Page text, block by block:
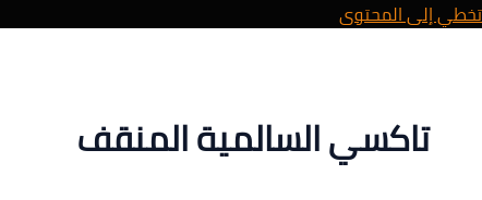
تخطي إلى المحتوى
تاكسي السالمية المنقف